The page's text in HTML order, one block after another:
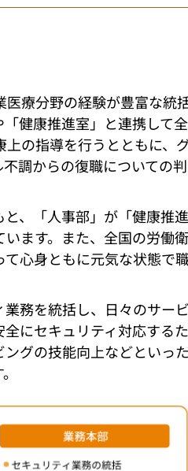
療分野の経験が豊富な統
健康推進室」と連携して
の指導を行うとともに、
調からの復職についての
、「人事部」が「健康推進
ます。また、全国の労働
心身ともに元気な状態で
務を統括し、日々のサー
にセキュリティ対応する
グの技能向上などといっ